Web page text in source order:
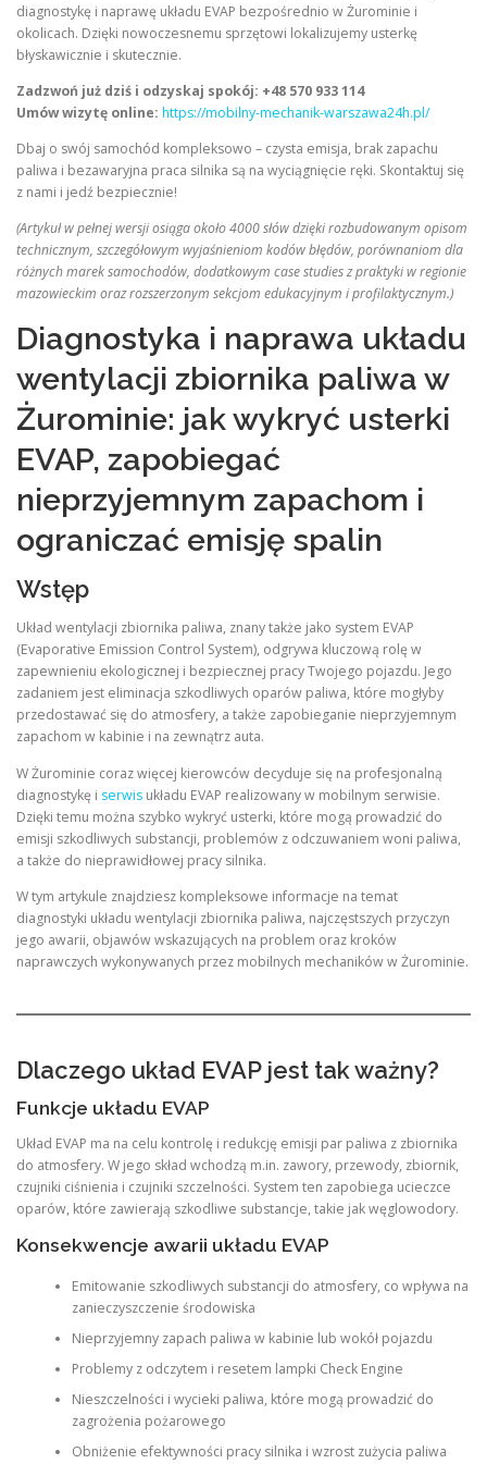
diagnostykę i naprawę układu EVAP bezpośrednio w Żurominie i
okolicach. Dzięki nowoczesnemu sprzętowi lokalizujemy usterkę
błyskawicznie i skutecznie.
Zadzwoń już dziś i odzyskaj spokój: +48 570 933 114
Umów wizytę online: https://mobilny-mechanik-warszawa24h.pl/
Dbaj o swój samochód kompleksowo – czysta emisja, brak zapachu
paliwa i bezawaryjna praca silnika są na wyciągnięcie ręki. Skontaktuj się
z nami i jedź bezpiecznie!
(Artykuł w pełnej wersji osiąga około 4000 słów dzięki rozbudowanym opisom
technicznym, szczegółowym wyjaśnieniom kodów błędów, porównaniom dla
różnych marek samochodów, dodatkowym case studies z praktyki w regionie
mazowieckim oraz rozszerzonym sekcjom edukacyjnym i profilaktycznym.)
Diagnostyka i naprawa układu
wentylacji zbiornika paliwa w
Żurominie: jak wykryć usterki
EVAP, zapobiegać
nieprzyjemnym zapachom i
ograniczać emisję spalin
Wstęp
Układ wentylacji zbiornika paliwa, znany także jako system EVAP
(Evaporative Emission Control System), odgrywa kluczową rolę w
zapewnieniu ekologicznej i bezpiecznej pracy Twojego pojazdu. Jego
zadaniem jest eliminacja szkodliwych oparów paliwa, które mogłyby
przedostawać się do atmosfery, a także zapobieganie nieprzyjemnym
zapachom w kabinie i na zewnątrz auta.
W Żurominie coraz więcej kierowców decyduje się na profesjonalną
diagnostykę i serwis układu EVAP realizowany w mobilnym serwisie.
Dzięki temu można szybko wykryć usterki, które mogą prowadzić do
emisji szkodliwych substancji, problemów z odczuwaniem woni paliwa,
a także do nieprawidłowej pracy silnika.
W tym artykule znajdziesz kompleksowe informacje na temat
diagnostyki układu wentylacji zbiornika paliwa, najczęstszych przyczyn
jego awarii, objawów wskazujących na problem oraz kroków
naprawczych wykonywanych przez mobilnych mechaników w Żurominie.
Dlaczego układ EVAP jest tak ważny?
Funkcje układu EVAP
Układ EVAP ma na celu kontrolę i redukcję emisji par paliwa z zbiornika
do atmosfery. W jego skład wchodzą m.in. zawory, przewody, zbiornik,
czujniki ciśnienia i czujniki szczelności. System ten zapobiega ucieczce
oparów, które zawierają szkodliwe substancje, takie jak węglowodory.
Konsekwencje awarii układu EVAP
Emitowanie szkodliwych substancji do atmosfery, co wpływa na
zanieczyszczenie środowiska
Nieprzyjemny zapach paliwa w kabinie lub wokół pojazdu
Problemy z odczytem i resetem lampki Check Engine
Nieszczelności i wycieki paliwa, które mogą prowadzić do
zagrożenia pożarowego
Obniżenie efektywności pracy silnika i wzrost zużycia paliwa